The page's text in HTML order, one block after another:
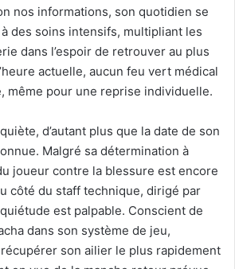
nos informations, son quotidien se
des soins intensifs, multipliant les
dans l’espoir de retrouver au plus
actuelle, aucun feu vert médical
même pour une reprise individuelle.
d’autant plus que la date de son
Malgré sa détermination à
joueur contre la blessure est encore
côté du staff technique, dirigé par
est palpable. Conscient de
dans son système de jeu,
son ailier le plus rapidement